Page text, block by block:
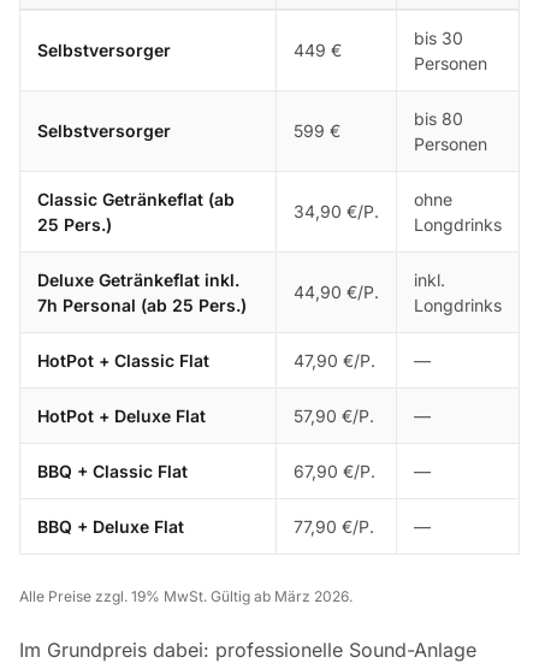
Selbstversorger 449 €
bis 30
Personen
Selbstversorger 599 €
bis 80
Personen
Classic Getränkeflat (ab
25 Pers.)
34,90 €/P.
ohne
Longdrinks
Deluxe Getränkeflat inkl.
7h Personal (ab 25 Pers.)
44,90 €/P.
inkl.
Longdrinks
HotPot + Classic Flat 47,90 €/P. —
HotPot + Deluxe Flat 57,90 €/P. —
BBQ + Classic Flat 67,90 €/P. —
BBQ + Deluxe Flat 77,90 €/P. —
Alle Preise zzgl. 19% MwSt. Gültig ab März 2026.
Im Grundpreis dabei: professionelle Sound-Anlage